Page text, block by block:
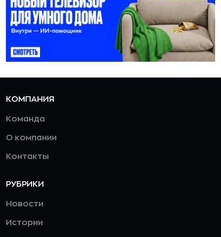
КОМПАНИЯ
Команда
О компании
Контакты
РУБРИКИ
Новости
Истории